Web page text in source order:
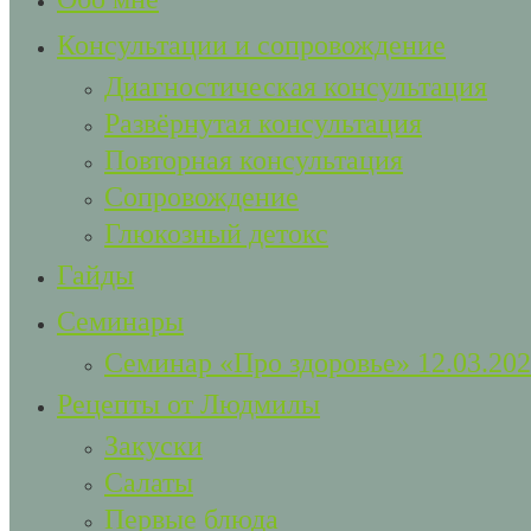
Консультации и сопровождение
Диагностическая консультация
Развёрнутая консультация
Повторная консультация
Сопровождение
Глюкозный детокс
Гайды
Семинары
Семинар «Про здоровье»
Рецепты от Людмилы
Закуски
Салаты
Первые блюда